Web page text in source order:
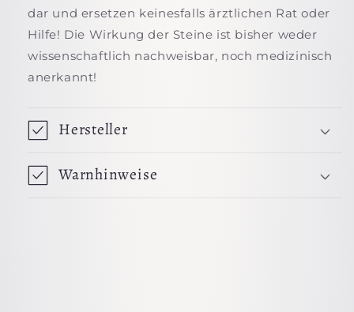
dar und ersetzen keinesfalls ärztlichen Rat oder
Hilfe! Die Wirkung der Steine ist bisher weder
wissenschaftlich nachweisbar, noch medizinisch
anerkannt!
Hersteller
Warnhinweise